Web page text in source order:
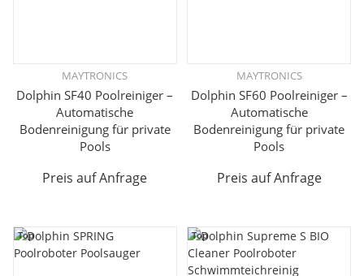
MAYTRONICS
Dolphin SF40 Poolreiniger –
Automatische
Bodenreinigung für private
Pools
Preis auf Anfrage
MAYTRONICS
Dolphin SF60 Poolreiniger –
Automatische
Bodenreinigung für private
Pools
Preis auf Anfrage
Top Top